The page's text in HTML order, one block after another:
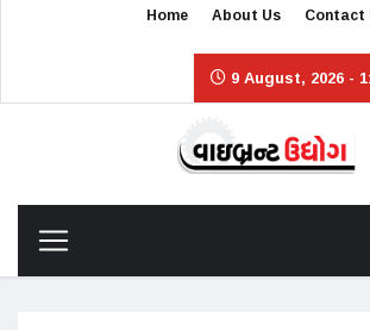
Home About Us Contact
9 August, 2026 -